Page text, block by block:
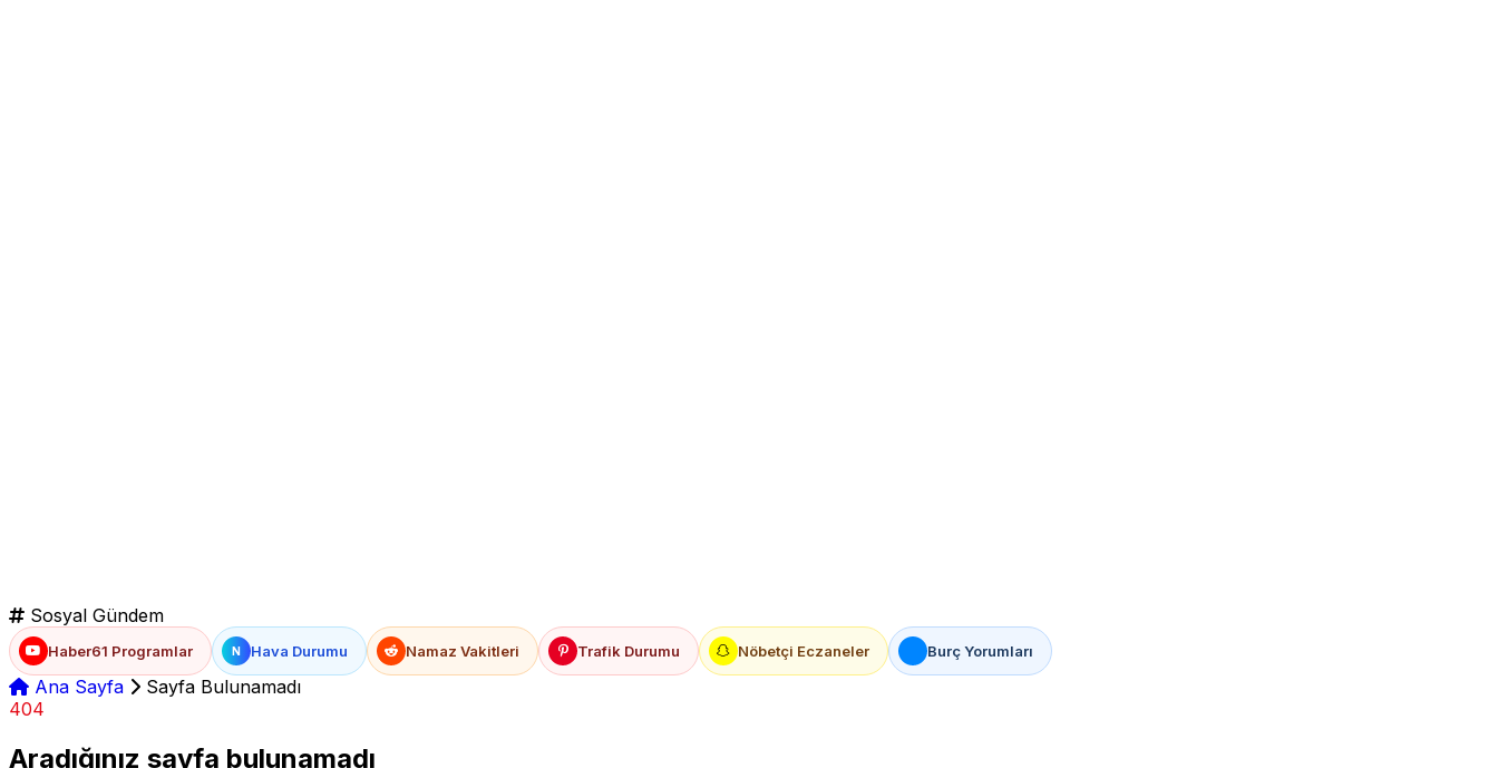
Sosyal Gündem
Haber61 Programlar N Hava Durumu Namaz Vakitleri Trafik Durumu Nöbetçi Eczaneler Burç Yorumları
Ana Sayfa
Sayfa Bulunamadı
404
Aradığınız sayfa bulunamadı